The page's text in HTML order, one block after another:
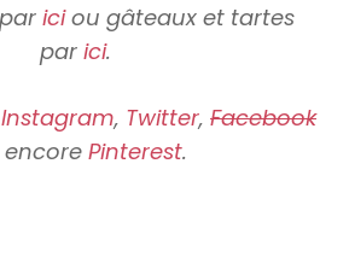
pariciou gâteaux et tartes
par ici.
Instagram, Twitter, Facebook
Pinterest.